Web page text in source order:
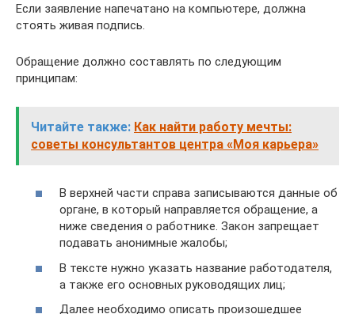
Если заявление напечатано на компьютере, должна
стоять живая подпись.
Обращение должно составлять по следующим
принципам:
Читайте также: Как найти работу мечты:
советы консультантов центра «Моя карьера»
В верхней части справа записываются данные об
органе, в который направляется обращение, а
ниже сведения о работнике. Закон запрещает
подавать анонимные жалобы;
В тексте нужно указать название работодателя,
а также его основных руководящих лиц;
Далее необходимо описать произошедшее